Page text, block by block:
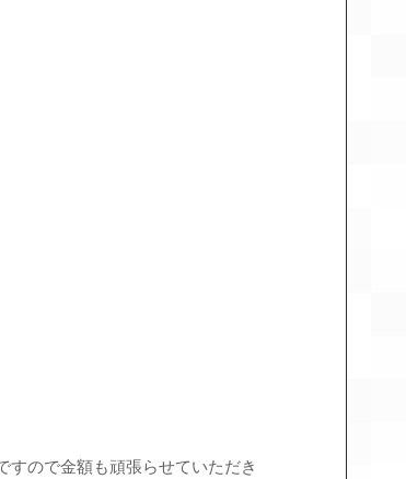
すので金額も頑張らせていただき